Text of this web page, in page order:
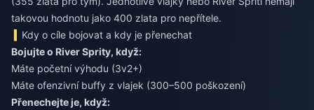
takovou hodnotu jako 400 zlata pro nepřítele.
Kdy o cíle bojovat a kdy je přenechat
Bojujte o River Sprity, když:
Máte početní výhodu (3v2+)
Máte ofenzivní buffy z vlajek (300–500 poškození)
Přenechejte je, když: